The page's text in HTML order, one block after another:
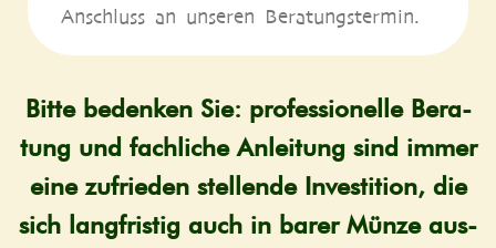
Anschluss an unse­ren Beratungstermin.
Bit­te beden­ken Sie: pro­fes­sio­nel­le Bera­
tung und fach­li­che Anlei­tung sind immer
eine zufrie­den stel­len­de Inves­ti­ti­on, die
sich lang­fris­tig auch in barer Mün­ze aus­